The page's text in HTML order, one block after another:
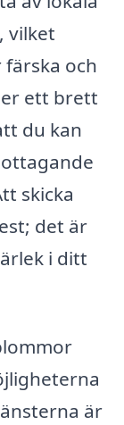
vilket
och
ett brett
du kan
skicka
det är
i ditt
är